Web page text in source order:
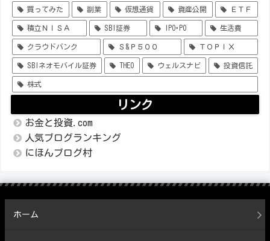
買ってみた 副業 仮想通貨 資産公開 ＥＴＦ
積立ＮＩＳＡ SBI証券 IPO･PO 生活費
クラウドバンク Ｓ&Ｐ５００ ＴＯＰＩＸ
SBIネオモバイル証券 THEO ウェルスナビ 投資信託
株式
リンク
お金と投資.com
人気ブログランキング
にほんブログ村
ホーム